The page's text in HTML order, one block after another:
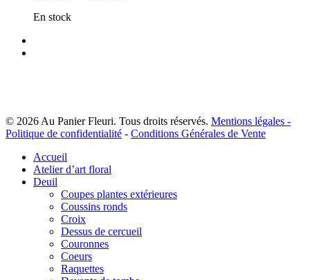
En stock
© 2026 Au Panier Fleuri. Tous droits réservés. Mentions légales -
Politique de confidentialité - Conditions Générales de Vente
Close
Menu
Accueil
Atelier d’art floral
Deuil
Coupes plantes extérieures
Coussins ronds
Croix
Dessus de cercueil
Couronnes
Coeurs
Raquettes